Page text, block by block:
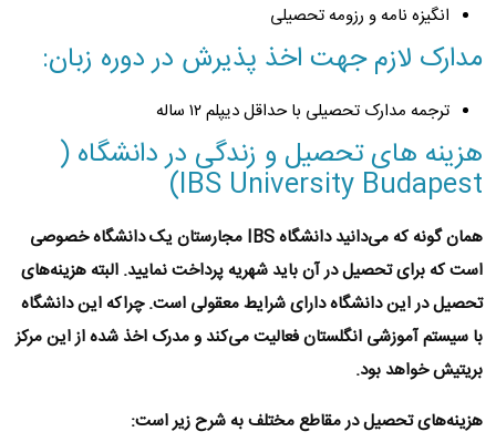
انگیزه نامه و رزومه تحصیلی
مدارک لازم جهت اخذ پذیرش در دوره زبان:
ترجمه مدارک تحصیلی با حداقل دیپلم ۱۲ ساله
هزینه های تحصیل و زندگی در دانشگاه (
IBS University Budapest)
همان گونه که می‌دانید دانشگاه IBS مجارستان یک دانشگاه خصوصی
است که برای تحصیل در آن باید شهریه پرداخت نمایید. البته هزینه‌های
تحصیل در این دانشگاه دارای شرایط معقولی است. چراکه این دانشگاه
با سیستم آموزشی انگلستان فعالیت می‌کند و مدرک اخذ شده از این مرکز
بریتیش خواهد بود.
هزینه‌های تحصیل در مقاطع مختلف به شرح زیر است: